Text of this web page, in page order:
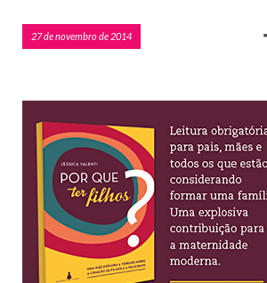
27 de novembro de 2014